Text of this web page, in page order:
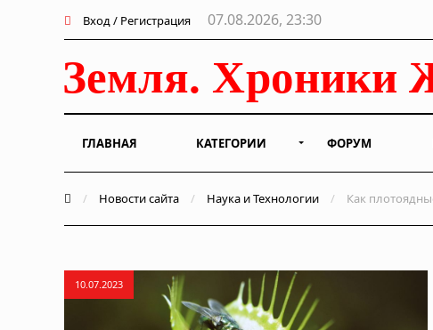
Вход / Регистрация 07.08.2026, 23:30
ГЛАВНАЯ КАТЕГОРИИ ФОРУМ
/ Новости сайта / Наука и Технологии / Как
10.07.2023